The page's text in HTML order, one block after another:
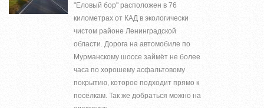
"Еловый бор" расположен в 76
километрах от КАД в экологически
чистом районе Ленинградской
области. Дорога на автомобиле по
Мурманскому шоссе займёт не более
часа по хорошему асфальтовому
покрытию, которое подходит прямо к
посёлкам. Так же добраться можно на